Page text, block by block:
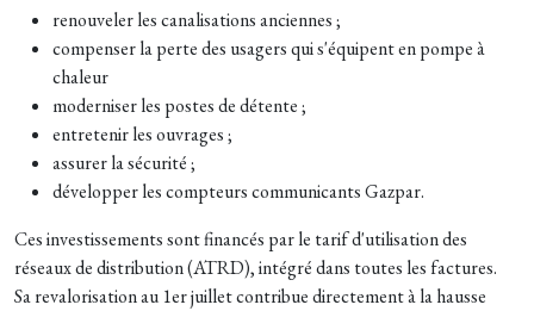
renouveler les canalisations anciennes ;
compenser la perte des usagers qui s'équipent en pompe à
chaleur
moderniser les postes de détente ;
entretenir les ouvrages ;
assurer la sécurité ;
développer les compteurs communicants Gazpar.
Ces investissements sont financés par le tarif d'utilisation des
réseaux de distribution (ATRD), intégré dans toutes les factures.
Sa revalorisation au 1er juillet contribue directement à la hausse